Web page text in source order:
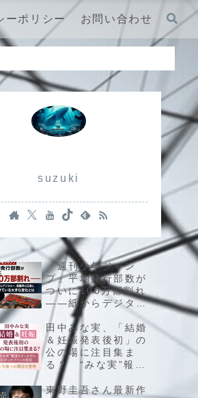
ーポリシー お問い合わせ
suzuki
『週刊少年ジャン
プ』平均発行部数が
ついに100万部割れ
――紙からデジタル
へ、漫画界の王者に
起きている大きな変
化とは
田中みな実、「結婚
＆妊娠発表後初」の
公の場に注目集ま
る？ “みな実”報道
をきっかけに広がっ
たファンの反応と今
東野圭吾さん最新作